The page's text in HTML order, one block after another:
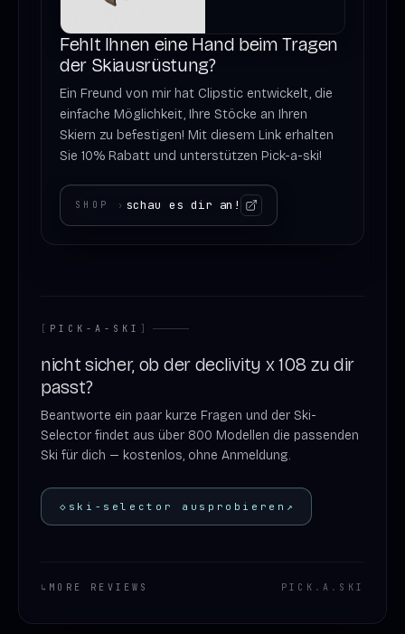
Fehlt Ihnen eine Hand beim Tragen
der Skiausrüstung?
Ein Freund von mir hat Clipstic entwickelt, die
einfache Möglichkeit, Ihre Stöcke an Ihren
Skiern zu befestigen! Mit diesem Link erhalten
Sie 10% Rabatt und unterstützen Pick-a-ski!
SHOP › schau es dir an!
[ PICK-A-SKI ]
nicht sicher, ob der declivity x 108 zu dir
passt?
Beantworte ein paar kurze Fragen und der Ski-
Selector findet aus über 800 Modellen die passenden
Ski für dich — kostenlos, ohne Anmeldung.
◇ ski-selector ausprobieren ↗
↳ MORE REVIEWS PICK . A . SKI